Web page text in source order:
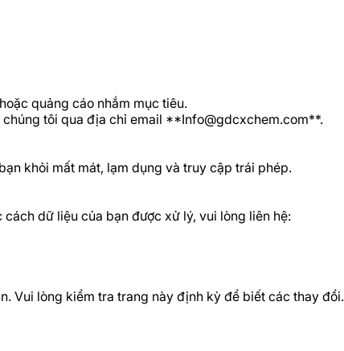
quảng cáo nhắm mục tiêu.
chúng tôi qua địa chỉ email **Info@gdcxchem.com**.
khỏi mất mát, lạm dụng và truy cập trái phép.
dữ liệu của bạn được xử lý, vui lòng liên hệ:
Vui lòng kiểm tra trang này định kỳ để biết các thay đổi.